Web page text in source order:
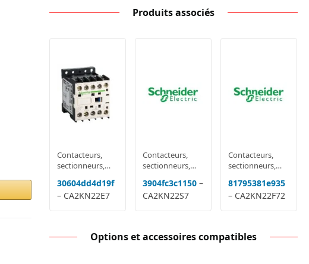
Produits associés
Contacteurs,
sectionneurs,
multifonctions
30604dd4d19f
– CA2KN22E7
Contacteurs,
sectionneurs,
multifonctions
3904fc3c1150 –
CA2KN22S7
Contacteurs,
sectionneurs,
multifonctions
81795381e935
– CA2KN22F72
Options et accessoires compatibles